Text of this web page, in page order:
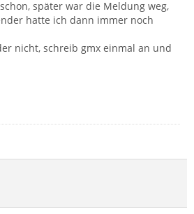
später war die Meldung weg,
hatte ich dann immer noch
nicht, schreib gmx einmal an und